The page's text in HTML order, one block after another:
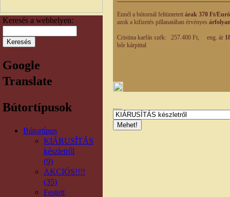
Keresés a webhelyen:
Google
Translate
Bútortípusok
Bútortípus
KIÁRUSÍTÁS
készletről
(9)
AKCIÓS!!!!
(35)
Festett
Ennél a bútornál feltüntetett árak 370 Ft/
azok a kifizetés pillanatában érvényes
Cristina karfás szék: 257.400 Ft, eng. ár
bőr kárpittal